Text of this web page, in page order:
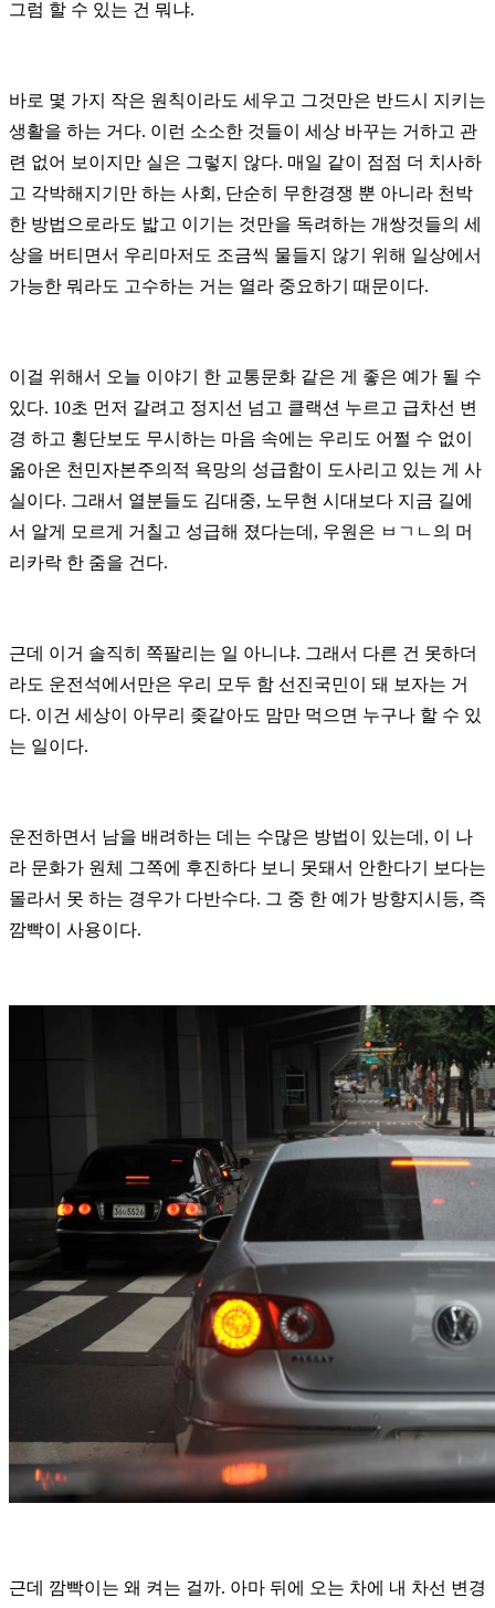
그럼 할 수 있는 건 뭐냐.
바로 몇 가지 작은 원칙이라도 세우고 그것만은 반드시 지키는
생활을 하는 거다. 이런 소소한 것들이 세상 바꾸는 거하고 관
련 없어 보이지만 실은 그렇지 않다. 매일 같이 점점 더 치사하
고 각박해지기만 하는 사회, 단순히 무한경쟁 뿐 아니라 천박
한 방법으로라도 밟고 이기는 것만을 독려하는 개쌍것들의 세
상을 버티면서 우리마저도 조금씩 물들지 않기 위해 일상에서
가능한 뭐라도 고수하는 거는 열라 중요하기 때문이다.
이걸 위해서 오늘 이야기 한 교통문화 같은 게 좋은 예가 될 수
있다. 10초 먼저 갈려고 정지선 넘고 클랙션 누르고 급차선 변
경 하고 횡단보도 무시하는 마음 속에는 우리도 어쩔 수 없이
옮아온 천민자본주의적 욕망의 성급함이 도사리고 있는 게 사
실이다. 그래서 열분들도 김대중, 노무현 시대보다 지금 길에
서 알게 모르게 거칠고 성급해 졌다는데, 우원은 ㅂㄱㄴ의 머
리카락 한 줌을 건다.
근데 이거 솔직히 쪽팔리는 일 아니냐. 그래서 다른 건 못하더
라도 운전석에서만은 우리 모두 함 선진국민이 돼 보자는 거
다. 이건 세상이 아무리 좆같아도 맘만 먹으면 누구나 할 수 있
는 일이다.
운전하면서 남을 배려하는 데는 수많은 방법이 있는데, 이 나
라 문화가 원체 그쪽에 후진하다 보니 못돼서 안한다기 보다는
몰라서 못 하는 경우가 다반수다. 그 중 한 예가 방향지시등, 즉
깜빡이 사용이다.
근데 깜빡이는 왜 켜는 걸까. 아마 뒤에 오는 차에 내 차선 변경